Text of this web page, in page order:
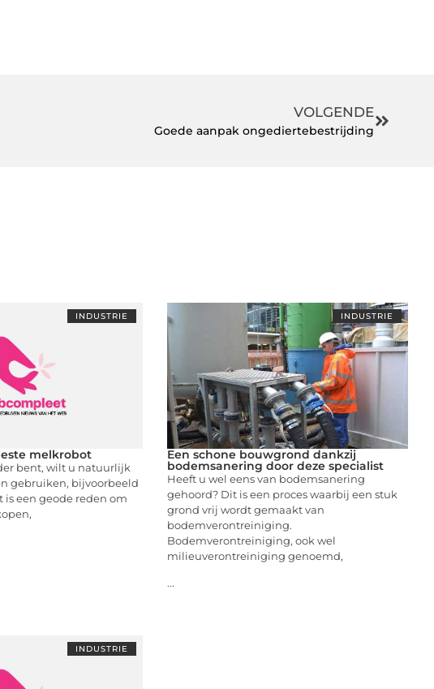
VOLGENDE
Goede aanpak ongediertebestrijding
INDUSTRIE
melkrobot
bent, wilt u natuurlijk
gebruiken, bijvoorbeeld
een geode reden om
INDUSTRIE
Een schone bouwgrond dankzij
bodemsanering door deze specialist
Heeft u wel eens van bodemsanering
gehoord? Dit is een proces waarbij een stuk
grond vrij wordt gemaakt van
bodemverontreiniging.
Bodemverontreiniging, ook wel
milieuverontreiniging genoemd,
...
INDUSTRIE